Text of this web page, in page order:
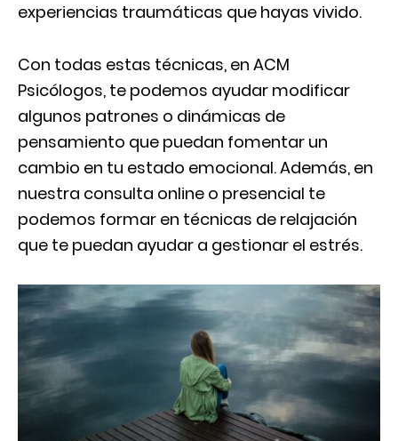
experiencias traumáticas que hayas vivido.
Con todas estas técnicas, en ACM
Psicólogos, te podemos ayudar modificar
algunos patrones o dinámicas de
pensamiento que puedan fomentar un
cambio en tu estado emocional. Además, en
nuestra consulta online o presencial te
podemos formar en técnicas de relajación
que te puedan ayudar a gestionar el estrés.